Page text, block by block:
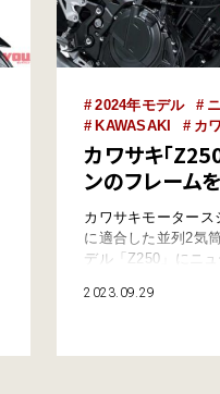
2024年モデル
KAWASAKI
カ
カワサキ「
ンのフレーム
カワサキモータース
に適合した並列2気
デル「Z250」にニ
集部(ヨ) ●外部リン
2023.09.29